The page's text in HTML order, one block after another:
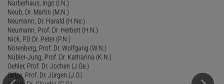
Narberhaus, Ingo (I.N.)
Neub, Dr. Martin (M.N.)
Neumann, Dr. Harald (H.Ne.)
Neumann, Prof. Dr. Herbert (H.N.)
Nick, PD Dr. Peter (P.N.)
Nörenberg, Prof. Dr. Wolfgang (W.N.)
Nübler-Jung, Prof. Dr. Katharina (K.N.)
Oehler, Prof. Dr. Jochen (J.Oe.)
Oelze, Prof. Dr. Jürgen (J.O.)